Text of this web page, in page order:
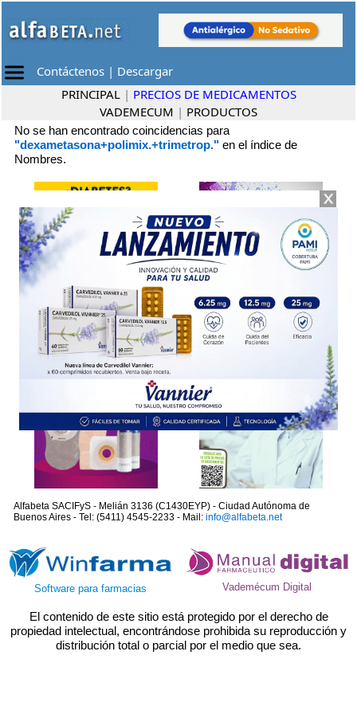
Contáctenos | Descargar
PRINCIPAL | PRECIOS DE MEDICAMENTOS
VADEMECUM | PRODUCTOS
No se han encontrado coincidencias para
"dexametasona+polimix.+trimetrop." en el índice de
Nombres.
Alfabeta SACIFyS - Melián 3136 (C1430EYP) - Ciudad Autónoma de
Buenos Aires - Tel: (5411) 4545-2233 - Mail: info@alfabeta.net
Software para farmacias Vademécum Digital
El contenido de este sitio está protegido por el derecho de
propiedad intelectual, encontrándose prohibida su reproducción y
distribución total o parcial por el medio que sea.